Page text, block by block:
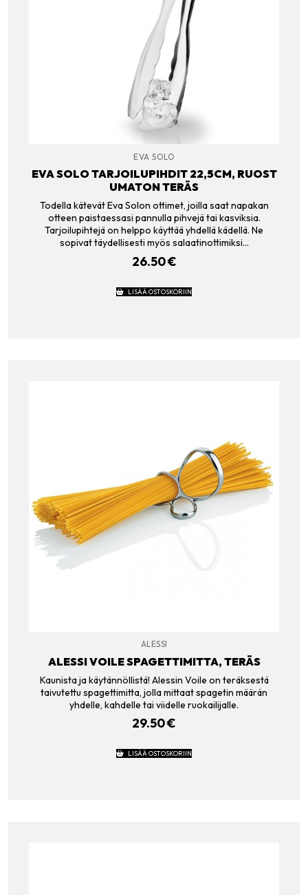
EVA SOLO
EVA SOLO TARJOILUPIHDIT 22,5CM, RUOST
UMATON TERÄS
Todella kätevät Eva Solon ottimet, joilla saat napakan
otteen paistaessasi pannulla pihvejä tai kasviksia.
Tarjoilupihtejä on helppo käyttää yhdellä kädellä. Ne
sopivat täydellisesti myös salaatinottimiksi…
26.50€
LISÄÄ OSTOSKORIIN
ALESSI
ALESSI VOILE SPAGETTIMITTA, TERÄS
Kaunista ja käytännöllistä! Alessin Voile on teräksestä
taivutettu spagettimitta, jolla mittaat spagetin määrän
yhdelle, kahdelle tai viidelle ruokailijalle.
29.50€
LISÄÄ OSTOSKORIIN